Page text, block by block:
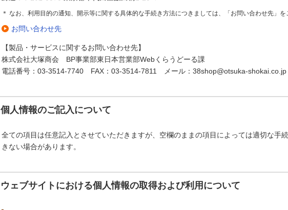
＊ なお、利用目的の通知、開示等に関する具体的な手続き方法につきましては、「お問い合わせ先」を
お問い合わせ先
【製品・サービスに関するお問い合わせ先】
株式会社大塚商会 BP事業部東日本営業部Webくらうどーる課
電話番号：03-3514-7740 FAX：03-3514-7811 メール：38shop@otsuka-shokai.co.jp
個人情報のご記入について
全ての項目は任意記入とさせていただきますが、空欄のままの項目によっては適切な手
きない場合があります。
ウェブサイトにおける個人情報の取得および利用について